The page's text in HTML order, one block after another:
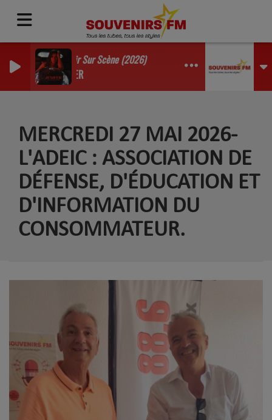
Mourir Sur Scène (2026)
JENIFER
MERCREDI 27 MAI 2026-
L'ADEIC : ASSOCIATION DE
DÉFENSE, D'ÉDUCATION ET
D'INFORMATION DU
CONSOMMATEUR.